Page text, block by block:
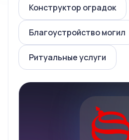
Конструктор оградок
Благоустройство могил
Ритуальные услуги